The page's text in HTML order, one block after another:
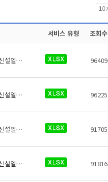
서비스 유형 조회수
역코드, 역명, 영어, 로마자, 일본어, 중국어(간체,번체), 약어, 환승역여부, 유실물취급여부, 신설일자, 폐지일자, 행정구역코드
96409
역코드, 역명, 영어, 로마자, 일본어, 중국어(간체,번체), 약어, 환승역여부, 유실물취급여부, 신설일자, 폐지일자, 행정구역코드
96225
역코드, 역명, 영어, 로마자, 일본어, 중국어(간체,번체), 약어, 환승역여부, 유실물취급여부, 신설일자, 폐지일자, 행정구역코드
91705
역코드, 역명, 영어, 로마자, 일본어, 중국어(간체,번체), 약어, 환승역여부, 유실물취급여부, 신설일자, 폐지일자, 행정구역코드
91816